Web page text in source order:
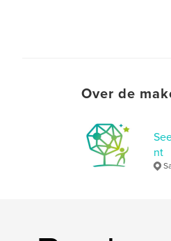
Over de
nt